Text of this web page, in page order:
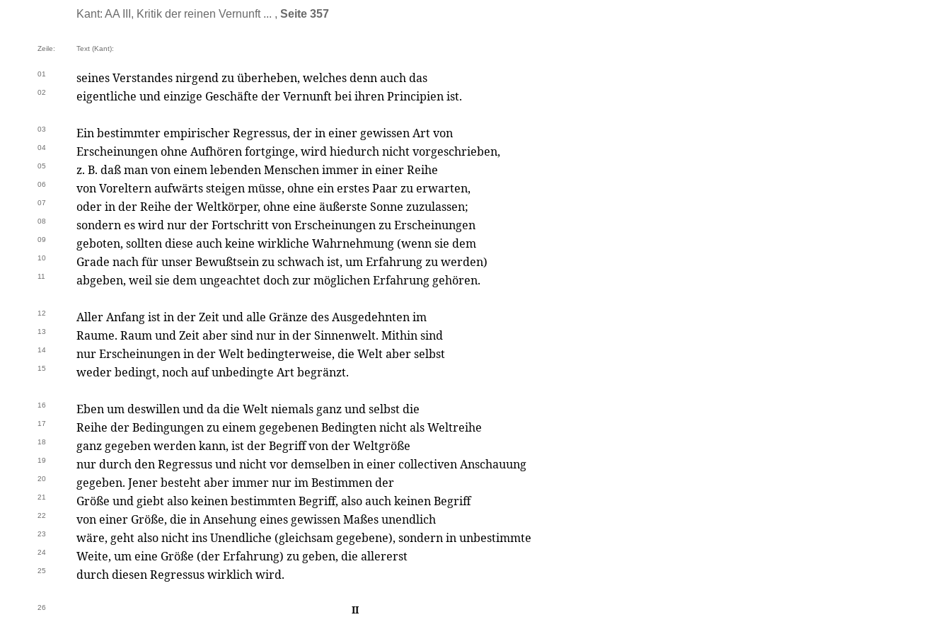
Kant: AA III, Kritik der reinen Vernunft ... , Seite 357
Zeile: Text (Kant):
01 seines Verstandes nirgend zu überheben, welches denn auch das
02 eigentliche und einzige Geschäfte der Vernunft bei ihren Principien ist.
03 Ein bestimmter empirischer Regressus, der in einer gewissen Art von
04 Erscheinungen ohne Aufhören fortginge, wird hiedurch nicht vorgeschrieben,
05 z. B. daß man von einem lebenden Menschen immer in einer Reihe
06 von Voreltern aufwärts steigen müsse, ohne ein erstes Paar zu erwarten,
07 oder in der Reihe der Weltkörper, ohne eine äußerste Sonne zuzulassen;
08 sondern es wird nur der Fortschritt von Erscheinungen zu Erscheinungen
09 geboten, sollten diese auch keine wirkliche Wahrnehmung (wenn sie dem
10 Grade nach für unser Bewußtsein zu schwach ist, um Erfahrung zu werden)
11 abgeben, weil sie dem ungeachtet doch zur möglichen Erfahrung gehören.
12 Aller Anfang ist in der Zeit und alle Gränze des Ausgedehnten im
13 Raume. Raum und Zeit aber sind nur in der Sinnenwelt. Mithin sind
14 nur Erscheinungen in der Welt bedingterweise, die Welt aber selbst
15 weder bedingt, noch auf unbedingte Art begränzt.
16 Eben um deswillen und da die Welt niemals ganz und selbst die
17 Reihe der Bedingungen zu einem gegebenen Bedingten nicht als Weltreihe
18 ganz gegeben werden kann, ist der Begriff von der Weltgröße
19 nur durch den Regressus und nicht vor demselben in einer collectiven Anschauung
20 gegeben. Jener besteht aber immer nur im Bestimmen der
21 Größe und giebt also keinen bestimmten Begriff, also auch keinen Begriff
22 von einer Größe, die in Ansehung eines gewissen Maßes unendlich
23 wäre, geht also nicht ins Unendliche (gleichsam gegebene), sondern in unbestimmte
24 Weite, um eine Größe (der Erfahrung) zu geben, die allererst
25 durch diesen Regressus wirklich wird.
26 II